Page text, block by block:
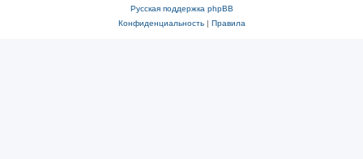
Русская поддержка phpBB
Конфиденциальность| Правила